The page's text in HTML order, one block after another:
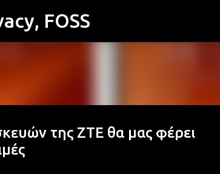
Μετάβαση στο κύριο περιεχόμενο
FOSS
της ZTE θα μας φέρει